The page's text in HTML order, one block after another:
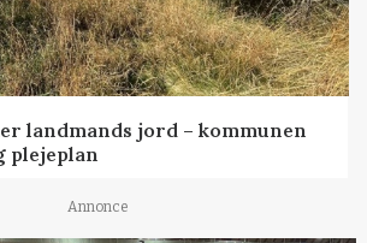
landmands jord – kommunen
plejeplan
Annonce